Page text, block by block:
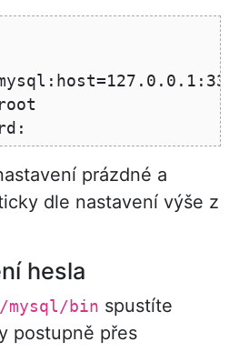
prázdné a
dle nastavení výše z
hesla
mysql/bin spustíte
postupně přes